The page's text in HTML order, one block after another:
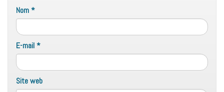
Nom*
E-mail*
Site web